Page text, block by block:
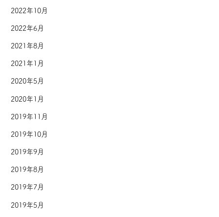
2022年10月
2022年6月
2021年8月
2021年1月
2020年5月
2020年1月
2019年11月
2019年10月
2019年9月
2019年8月
2019年7月
2019年5月